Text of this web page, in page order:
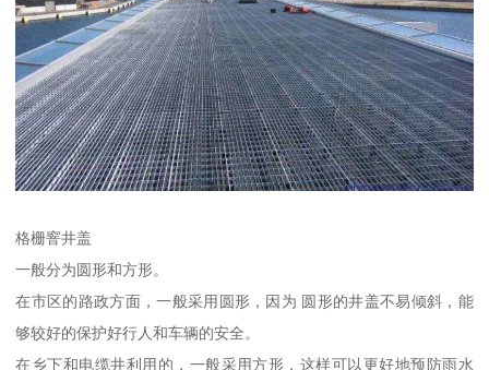
格栅窨井盖
一般分为圆形和方形。
在市区的路政方面，一般采用圆形，因为 圆形的井盖不易倾斜，能
够较好的保护好行人和车辆的安全。
在乡下和电缆井利用的，一般采用方形，这样可以更好地预防雨水